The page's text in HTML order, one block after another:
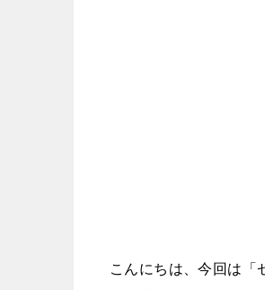
こんにちは、今回は「